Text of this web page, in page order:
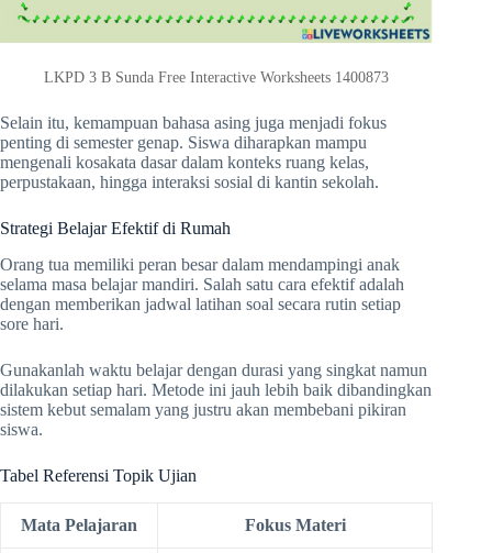
LKPD 3 B Sunda Free Interactive Worksheets 1400873
Selain itu, kemampuan bahasa asing juga menjadi fokus
penting di semester genap. Siswa diharapkan mampu
mengenali kosakata dasar dalam konteks ruang kelas,
perpustakaan, hingga interaksi sosial di kantin sekolah.
Strategi Belajar Efektif di Rumah
Orang tua memiliki peran besar dalam mendampingi anak
selama masa belajar mandiri. Salah satu cara efektif adalah
dengan memberikan jadwal latihan soal secara rutin setiap
sore hari.
Gunakanlah waktu belajar dengan durasi yang singkat namun
dilakukan setiap hari. Metode ini jauh lebih baik dibandingkan
sistem kebut semalam yang justru akan membebani pikiran
siswa.
Tabel Referensi Topik Ujian
Mata Pelajaran Fokus Materi